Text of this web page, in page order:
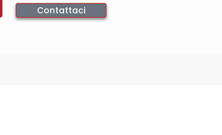
Contattaci